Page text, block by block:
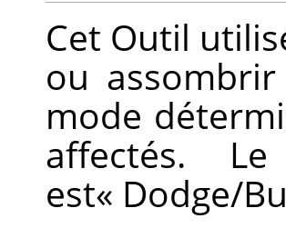
Cet Outil
ou
mode
affectés.
est« Dodge/